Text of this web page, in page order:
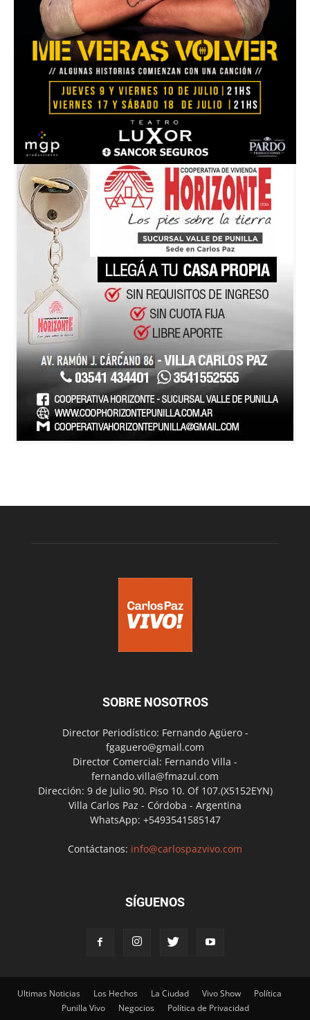
SOBRE NOSOTROS
Director Periodístico: Fernando Agüero -
fgaguero@gmail.com
Director Comercial: Fernando Villa -
fernando.villa@fmazul.com
Dirección: 9 de Julio 90. Piso 10. Of 107.(X5152EYN)
Villa Carlos Paz - Córdoba - Argentina
WhatsApp: +5493541585147
Contáctanos: info@carlospazvivo.com
SÍGUENOS
Ultimas Noticias Los Hechos La Ciudad Vivo Show
Política
Punilla Vivo
Negocios Política de Privacidad